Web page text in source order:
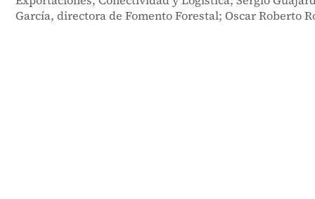
García, directora de Fomento Forestal; Oscar Roberto